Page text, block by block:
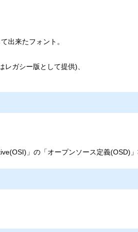
出来たフォント。
ガシー版として提供)、
」の「オープンソース定義(OSD)